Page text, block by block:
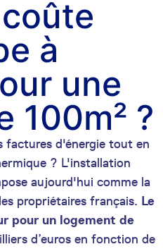
à
une
100m² ?
factures d'énergie tout en
? L'installation
aujourd'hui comme la
propriétaires français. Le
pour un logement de
d’euros en fonction de